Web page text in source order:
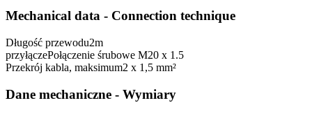
Mechanical data - Connection technique
Długość przewodu2m
przyłączePołączenie śrubowe M20 x 1.5
Przekrój kabla, maksimum2 x 1,5 mm²
Dane mechaniczne - Wymiary